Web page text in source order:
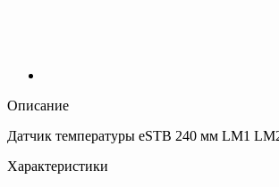
Описание
Датчик температуры eSTB 240 мм LM1
Характеристики